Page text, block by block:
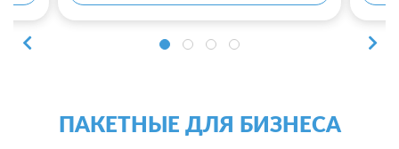
ПАКЕТНЫЕ ДЛЯ БИЗНЕСА